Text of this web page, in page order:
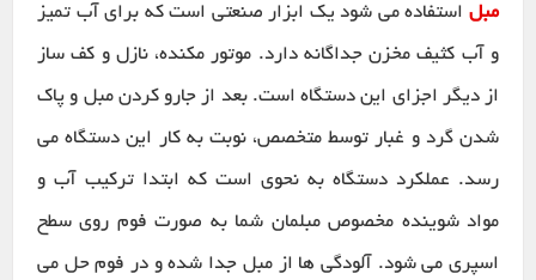
مبل استفاده می شود یک ابزار صنعتی است که برای آب تمیز
و آب کثیف مخزن جداگانه دارد. موتور مکنده، نازل و کف ساز
از دیگر اجزای این دستگاه است. بعد از جارو کردن مبل و پاک
شدن گرد و غبار توسط متخصص، نوبت به کار این دستگاه می
رسد. عملکرد دستگاه به نحوی است که ابتدا ترکیب آب و
مواد شوینده مخصوص مبلمان شما به صورت فوم روی سطح
اسپری می شود. آلودگی ها از مبل جدا شده و در فوم حل می